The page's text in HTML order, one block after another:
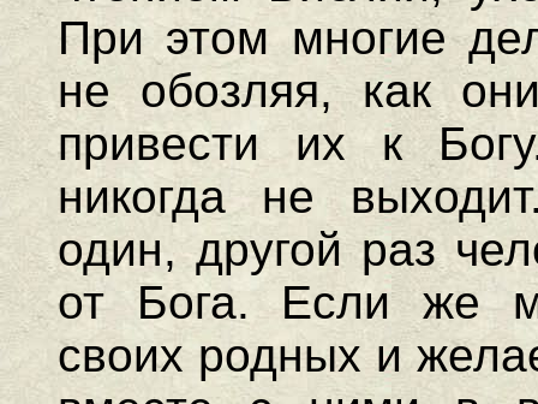
При этом многие
не обозляя, как
привести их к
никогда не
один, другой раз
от Бога. Если же
своих родных и